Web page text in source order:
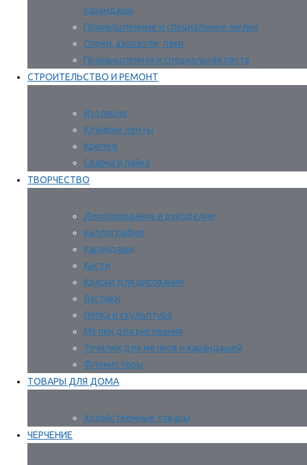
карандаши
Промышленные и специальные мелки
Спреи, аэрозоли, лаки
Промышленная и специальная паста
СТРОИТЕЛЬСТВО И РЕМОНТ
Изоляция
Клейкие ленты
Крепеж
Сварка и пайка
ТВОРЧЕСТВО
Декорирование и рукоделие
Каллиграфия
Карандаши
Кисти
Краски для рисования
Ластики
Лепка и скульптура
Мелки для рисования
Точилки для мелков и карандашей
Фломастеры
ТОВАРЫ ДЛЯ ДОМА
Хозяйственные товары
ЧЕРЧЕНИЕ